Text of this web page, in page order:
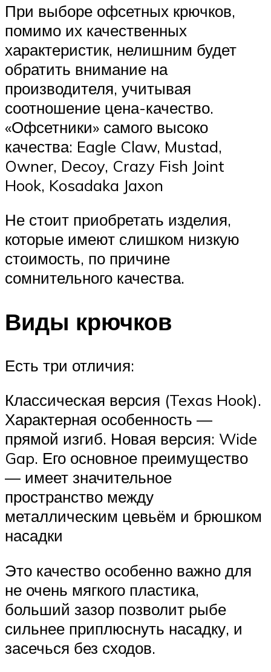
При выборе офсетных крючков,
помимо их качественных
характеристик, нелишним будет
обратить внимание на
производителя, учитывая
соотношение цена-качество.
«Офсетники» самого высоко
качества: Eagle Claw, Mustad,
Owner, Decoy, Crazy Fish Joint
Hook, Kosadaka Jaxon
Не стоит приобретать изделия,
которые имеют слишком низкую
стоимость, по причине
сомнительного качества.
Виды крючков
Есть три отличия:
Классическая версия (Texas Hook).
Характерная особенность —
прямой изгиб. Новая версия: Wide
Gap. Его основное преимущество
— имеет значительное
пространство между
металлическим цевьём и брюшком
насадки
Это качество особенно важно для
не очень мягкого пластика,
больший зазор позволит рыбе
сильнее приплюснуть насадку, и
засечься без сходов.